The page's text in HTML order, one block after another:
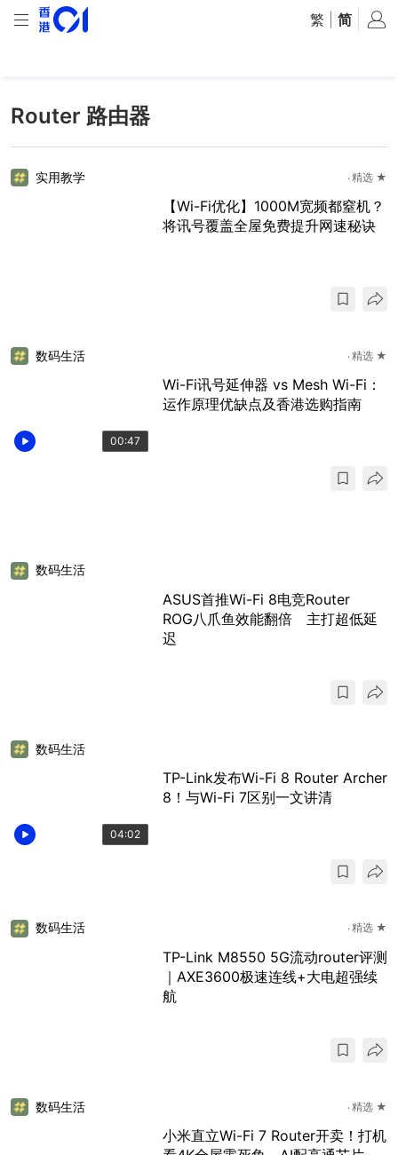
繁 简
Router 路由器
实用教学 精选 ★
【Wi-Fi优化】1000M宽频都窒机？
将讯号覆盖全屋免费提升网速秘诀
00:47
数码生活 精选 ★
Wi-Fi讯号延伸器 vs Mesh Wi-Fi：
运作原理优缺点及香港选购指南
数码生活
ASUS首推Wi-Fi 8电竞Router
ROG八爪鱼效能翻倍 主打超低延
迟
04:02
数码生活
TP-Link发布Wi-Fi 8 Router Archer
8！与Wi-Fi 7区别一文讲清
数码生活 精选 ★
TP-Link M8550 5G流动router评测
｜AXE3600极速连线+大电超强续
航
数码生活 精选 ★
小米直立Wi-Fi 7 Router开卖！打机